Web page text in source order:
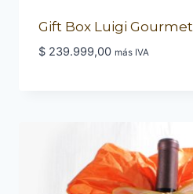
Gift Box Luigi Gourmet
$239.999,00 más IVA